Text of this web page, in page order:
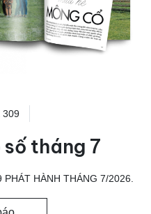
309
tháng 7
HÀNH THÁNG 7/2026.